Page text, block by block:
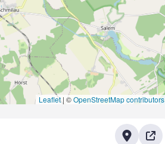
Leaflet | ©OpenStreetMap contributors